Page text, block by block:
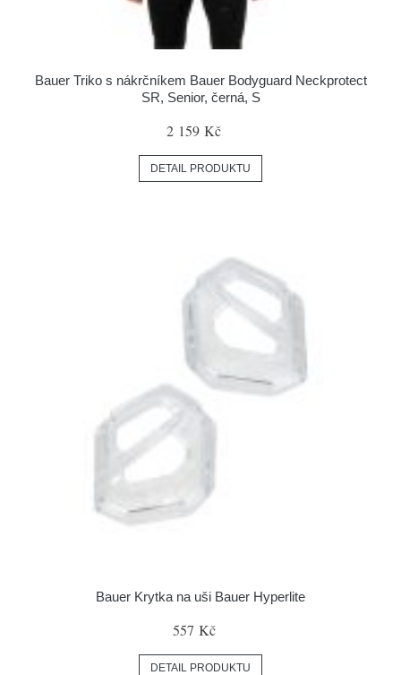
Bauer Triko s nákrčníkem Bauer Bodyguard Neckprotect
SR, Senior, černá, S
2 159 Kč
DETAIL PRODUKTU
Bauer Krytka na uši Bauer Hyperlite
557 Kč
DETAIL PRODUKTU